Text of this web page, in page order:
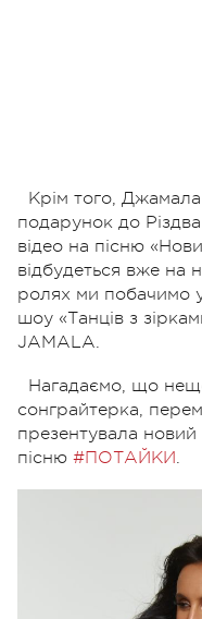
Крім того,
подарунок до
відео на пісню
відбудеться вже на
ролях ми побачимо
шоу «Танців з
JAMALA.
Нагадаємо, що
сонграйтерка,
презентувала
пісню #ПОТАЙКИ.